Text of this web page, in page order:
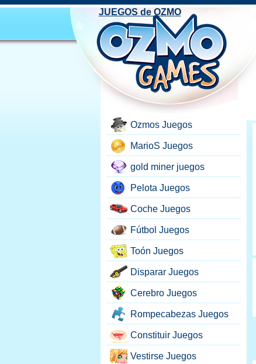
Ozmos Juegos
MarioS Juegos
gold miner juegos
Pelota Juegos
Coche Juegos
Fútbol Juegos
Toón Juegos
Disparar Juegos
Cerebro Juegos
Rompecabezas Juegos
Constituir Juegos
Vestirse Juegos
JUEGOS de OZMO